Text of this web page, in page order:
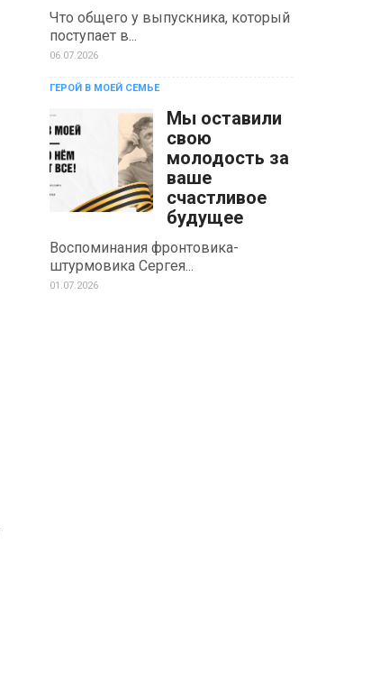
Что общего у выпускника, который
поступает в...
06.07.2026
ГЕРОЙ В МОЕЙ СЕМЬЕ
Мы оставили
свою
молодость за
ваше
счастливое
будущее
Воспоминания фронтовика-
штурмовика Сергея...
01.07.2026